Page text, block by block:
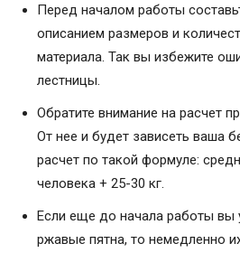
Перед началом работы
описанием размеров и
материала. Так вы избежите
лестницы.
Обратите внимание на расчет
От нее и будет зависеть ваша
расчет по такой формуле:
человека + 25-30 кг.
Если еще до начала работы вы
ржавые пятна, то немедленно